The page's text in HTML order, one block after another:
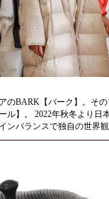
BARK【バーク】。そ
】。 2022年秋冬より
バランスで独自の世界観